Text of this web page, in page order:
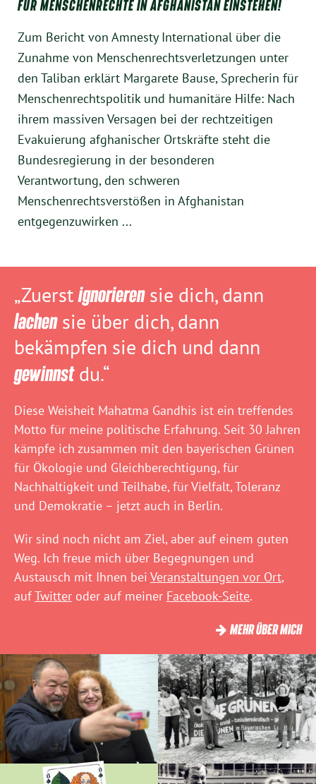
FÜR MENSCHENRECHTE IN AFGHANISTAN EINSTEHEN!
Zum Bericht von Amnesty International über die
Zunahme von Menschenrechtsverletzungen unter
den Taliban erklärt Margarete Bause, Sprecherin für
Menschenrechtspolitik und humanitäre Hilfe: Nach
ihrem massiven Versagen bei der rechtzeitigen
Evakuierung afghanischer Ortskräfte steht die
Bundesregierung in der besonderen
Verantwortung, den schweren
Menschenrechtsverstößen in Afghanistan
entgegenzuwirken ...
„Zuerstignorierensie dich, dann
lachensie über dich, dann
bekämpfen sie dich und dann
gewinnstdu.“
Diese Weisheit Mahatma Gandhis ist ein treffendes
Motto für meine politische Erfahrung. Seit 30 Jahren
kämpfe ich zusammen mit den bayerischen Grünen
für Ökologie und Gleichberechtigung, für
Nachhaltigkeit und Teilhabe, für Vielfalt, Toleranz
und Demokratie – jetzt auch in Berlin.
Wir sind noch nicht am Ziel, aber auf einem guten
Weg. Ich freue mich über Begegnungen und
Austausch mit Ihnen bei Veranstaltungen vor Ort,
aufTwitter oder auf meiner Facebook-Seite.
MEHR ÜBER MICH